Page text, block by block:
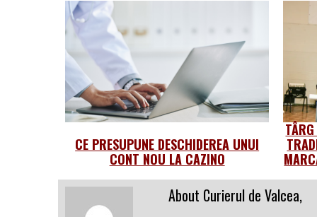
CE PRESUPUNE DESCHIDEREA UNUI
CONT NOU LA CAZINO
About Curierul de Valcea,